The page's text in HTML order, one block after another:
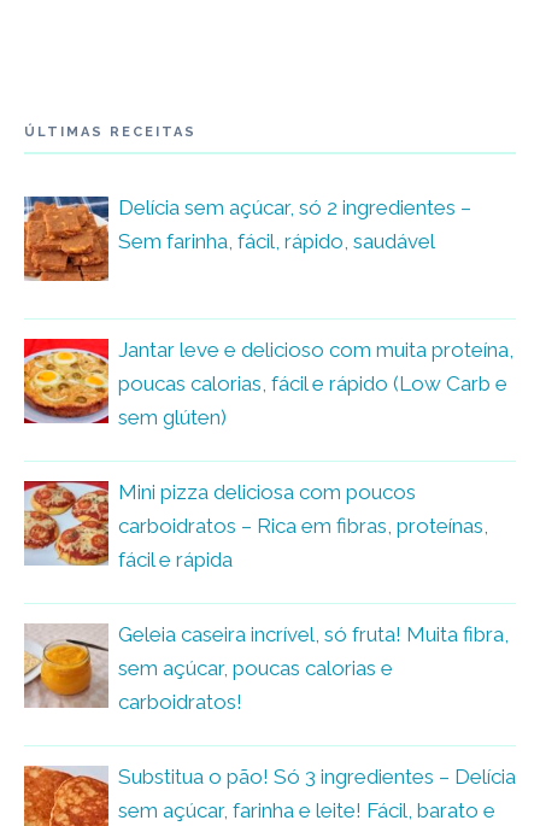
ÚLTIMAS RECEITAS
Delícia sem açúcar, só 2 ingredientes –
Sem farinha, fácil, rápido, saudável
Jantar leve e delicioso com muita proteína,
poucas calorias, fácil e rápido (Low Carb e
sem glúten)
Mini pizza deliciosa com poucos
carboidratos – Rica em fibras, proteínas,
fácil e rápida
Geleia caseira incrível, só fruta! Muita fibra,
sem açúcar, poucas calorias e
carboidratos!
Substitua o pão! Só 3 ingredientes – Delícia
sem açúcar, farinha e leite! Fácil, barato e